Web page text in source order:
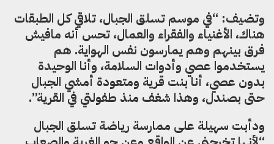
وتضيف: “في موسم تسلق الجبال، تلاقي كل الطبقات
هناك، الغنياء والفقراء والعمال، تحس أنه مافيش
فرق بينهم وهم يمارسون نفس الهواية. هم
يستخدموا عصي وأدوات السلامة، وأنا الوحيدة
بدون عصي، أنا بنت قرية ومتعودة أمشي الجبال
حتى بصندل، وهذا شغف منذ طفولتي في القرية”.
ودأبت سهيلة على ممارسة رياضة تسلق الجبال